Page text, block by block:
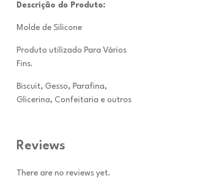
Descrição do Produto:
Molde de Silicone
Produto utilizado Para Vários
Fins.
Biscuit, Gesso, Parafina,
Glicerina, Confeitaria e outros
Reviews
There are no reviews yet.